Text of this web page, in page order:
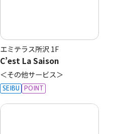
エミテラス所沢 1F
C’est La Saison
＜その他サービス＞
SEIBU POINT